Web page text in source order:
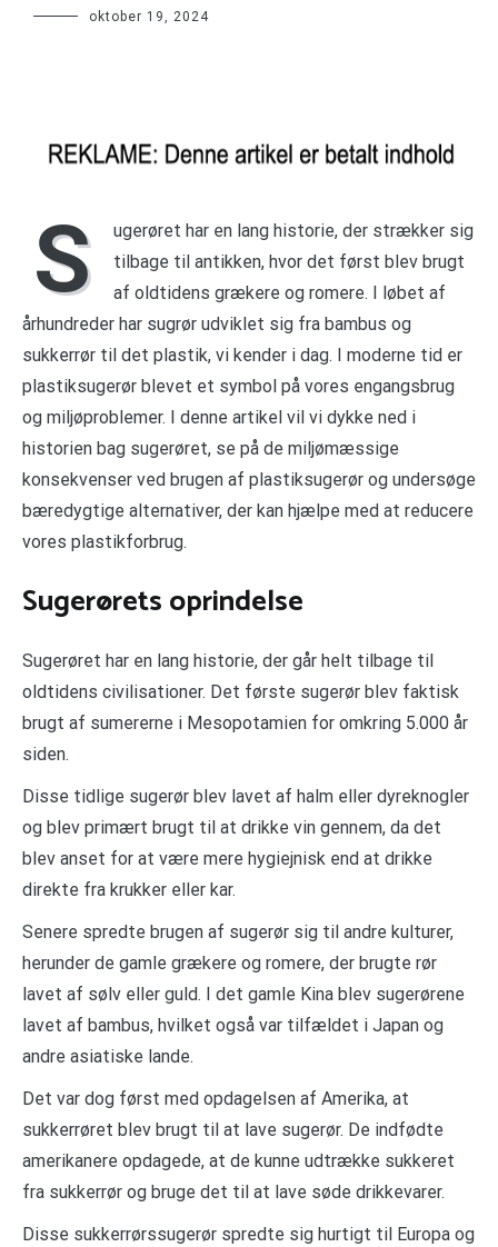
oktober 19, 2024
S
ugerøret har en lang historie, der strækker sig
tilbage til antikken, hvor det først blev brugt
af oldtidens grækere og romere. I løbet af
århundreder har sugrør udviklet sig fra bambus og
sukkerrør til det plastik, vi kender i dag. I moderne tid er
plastiksugerør blevet et symbol på vores engangsbrug
og miljøproblemer. I denne artikel vil vi dykke ned i
historien bag sugerøret, se på de miljømæssige
konsekvenser ved brugen af plastiksugerør og undersøge
bæredygtige alternativer, der kan hjælpe med at reducere
vores plastikforbrug.
Sugerørets oprindelse
Sugerøret har en lang historie, der går helt tilbage til
oldtidens civilisationer. Det første sugerør blev faktisk
brugt af sumererne i Mesopotamien for omkring 5.000 år
siden.
Disse tidlige sugerør blev lavet af halm eller dyreknogler
og blev primært brugt til at drikke vin gennem, da det
blev anset for at være mere hygiejnisk end at drikke
direkte fra krukker eller kar.
Senere spredte brugen af sugerør sig til andre kulturer,
herunder de gamle grækere og romere, der brugte rør
lavet af sølv eller guld. I det gamle Kina blev sugerørene
lavet af bambus, hvilket også var tilfældet i Japan og
andre asiatiske lande.
Det var dog først med opdagelsen af Amerika, at
sukkerrøret blev brugt til at lave sugerør. De indfødte
amerikanere opdagede, at de kunne udtrække sukkeret
fra sukkerrør og bruge det til at lave søde drikkevarer.
Disse sukkerrørssugerør spredte sig hurtigt til Europa og